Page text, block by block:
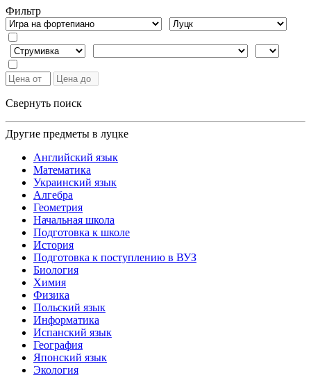
Фильтр
Свернуть поиск
Другие предметы в луцке
Английский язык
Математика
Украинский язык
Алгебра
Геометрия
Начальная школа
Подготовка к школе
История
Подготовка к поступлению в ВУЗ
Биология
Химия
Физика
Польский язык
Информатика
Испанский язык
География
Японский язык
Экология